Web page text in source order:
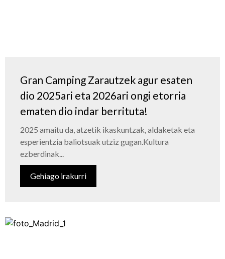
Gran Camping Zarautzek agur esaten
dio 2025ari eta 2026ari ongi etorria
ematen dio indar berrituta!
2025 amaitu da, atzetik ikaskuntzak, aldaketak eta
esperientzia baliotsuak utziz gugan.​ Kultura
ezberdinak...
Gehiago irakurri